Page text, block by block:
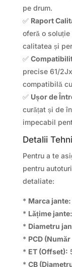
pe drum.
✅ Raport
oferă o
calitatea și
✅
precise 61/
compatibilă
✅ Ușor de
curățat și de
impecabil
Detalii
Pentru a te
pentru
detaliate:
* Marca jante:
* Lățime jante:
* Diametru
* PCD
* ET (Offset):
* CB